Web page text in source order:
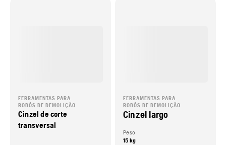
FERRAMENTAS PARA
ROBÔS DE DEMOLIÇÃO
Cinzel de corte
transversal
FERRAMENTAS PARA
ROBÔS DE DEMOLIÇÃO
Cinzel largo
Peso
15 kg